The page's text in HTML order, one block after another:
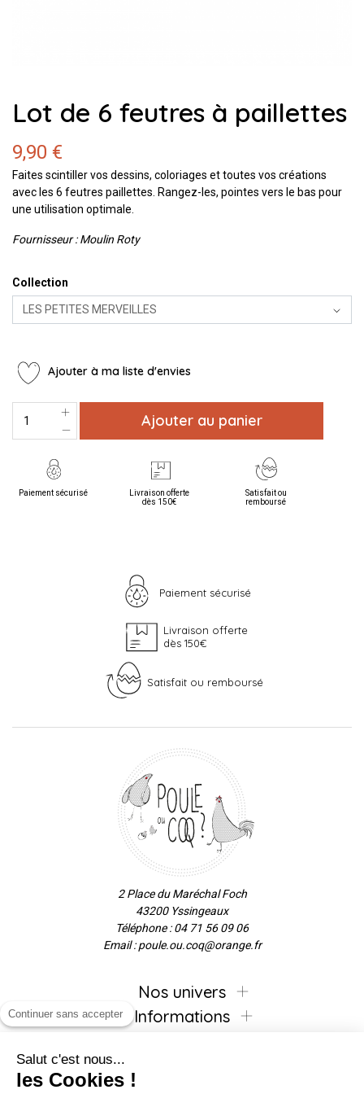
Lot de 6 feutres à paillettes
9,90 €
Faites scintiller vos dessins, coloriages et toutes vos créations
avec les 6 feutres paillettes. Rangez-les, pointes vers le bas pour
une utilisation optimale.
Fournisseur : Moulin Roty
Collection
Ajouter à ma liste d'envies
Ajouter au panier
Paiement sécurisé
Livraison offerte
dès 150€
Satisfait ou
remboursé
Paiement sécurisé
Livraison offerte
dès 150€
Satisfait ou remboursé
2 Place du Maréchal Foch
43200 Yssingeaux
Téléphone : 04 71 56 09 06
Email : poule.ou.coq@orange.fr
Nos univers
Informations
Continuer sans accepter
Salut c'est nous...
les Cookies !